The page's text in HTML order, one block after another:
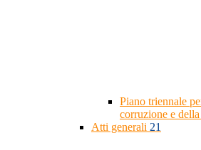
Piano triennale
corruzione e
Atti generali 21